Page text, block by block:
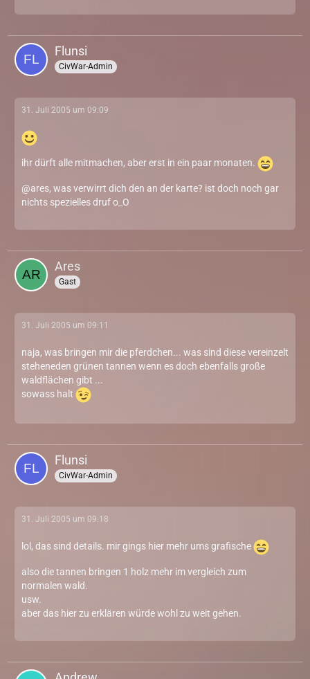
Flunsi
CivWar-Admin
31. Juli 2005 um 09:09
ihr dürft alle mitmachen, aber erst in ein paar monaten.
@ares, was verwirrt dich den an der karte? ist doch noch gar
nichts spezielles druf o_O
Ares
Gast
31. Juli 2005 um 09:11
naja, was bringen mir die pferdchen... was sind diese vereinzelt
steheneden grünen tannen wenn es doch ebenfalls große
waldflächen gibt ...
sowass halt
Flunsi
CivWar-Admin
31. Juli 2005 um 09:18
lol, das sind details. mir gings hier mehr ums grafische
also die tannen bringen 1 holz mehr im vergleich zum
normalen wald.
usw.
aber das hier zu erklären würde wohl zu weit gehen.